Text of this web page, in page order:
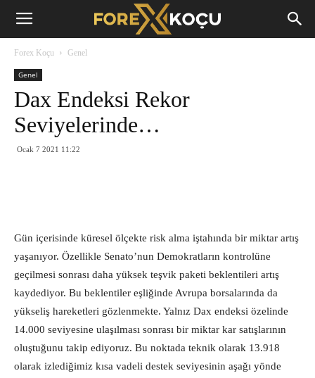
Forex
Forex Koçu Genel
Genel
Dax Endeksi Rekor
Seviyelerinde…
Ocak 7 2021 11:22
Gün içerisinde küresel ölçekte risk alma iştahında bir miktar artış
yaşanıyor. Özellikle Senato’nun Demokratların kontrolüne
geçilmesi sonrası daha yüksek teşvik paketi beklentileri artış
kaydediyor. Bu beklentiler eşliğinde Avrupa borsalarında da
yükseliş hareketleri gözlenmekte. Yalnız Dax endeksi özelinde
14.000 seviyesine ulaşılması sonrası bir miktar kar satışlarının
oluştuğunu takip ediyoruz. Bu noktada teknik olarak 13.918
olarak izlediğimiz kısa vadeli destek seviyesinin aşağı yönde